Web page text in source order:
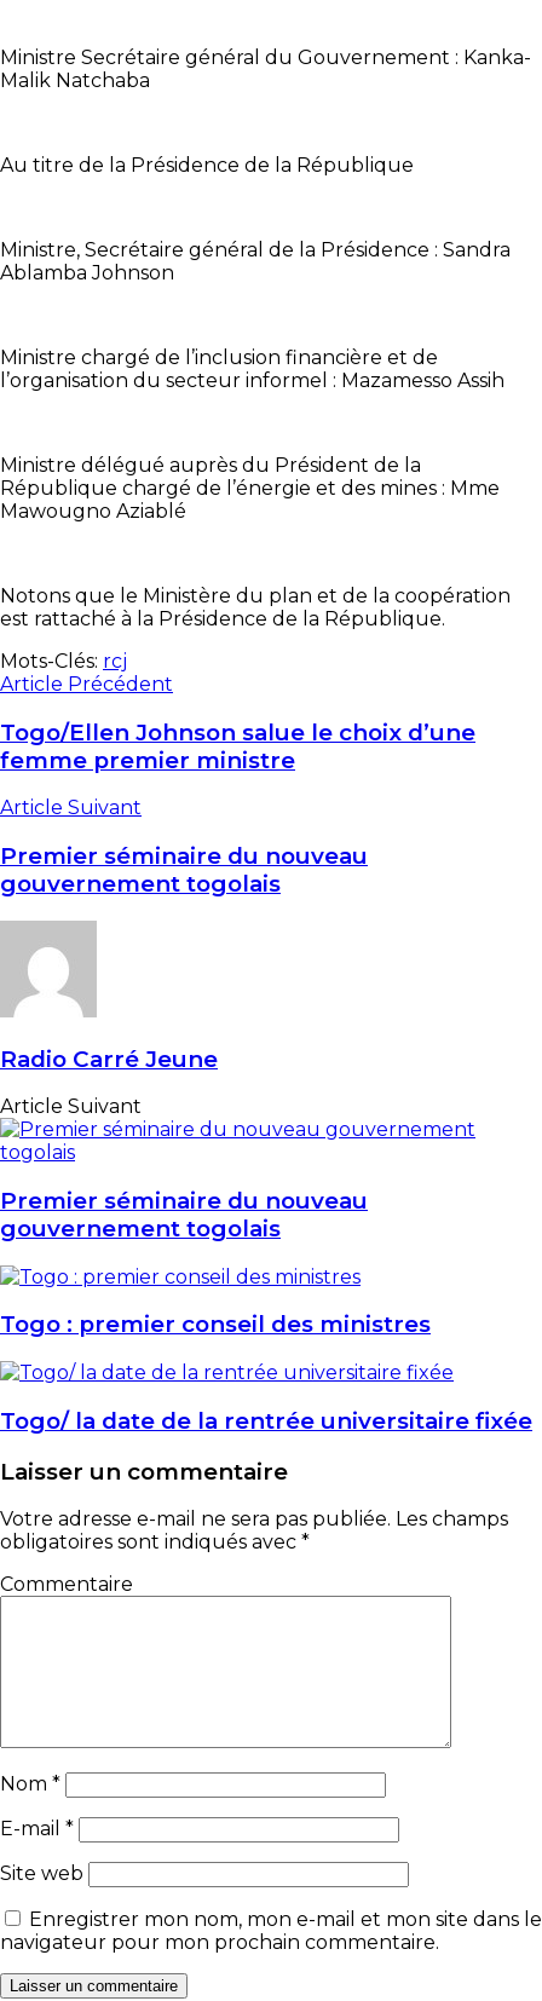
Ministre Secrétaire général du Gouvernement : Kanka-
Malik Natchaba
Au titre de la Présidence de la République
Ministre, Secrétaire général de la Présidence : Sandra
Ablamba Johnson
Ministre chargé de l’inclusion financière et de
l’organisation du secteur informel : Mazamesso Assih
Ministre délégué auprès du Président de la
République chargé de l’énergie et des mines : Mme
Mawougno Aziablé
Notons que le Ministère du plan et de la coopération
est rattaché à la Présidence de la République.
Mots-Clés: rcj
Article Précédent
Togo/Ellen Johnson salue le choix d’une
femme premier ministre
Article Suivant
Premier séminaire du nouveau
gouvernement togolais
Radio Carré Jeune
Article Suivant
Premier séminaire du nouveau
gouvernement togolais
Togo : premier conseil des ministres
Togo/ la date de la rentrée universitaire fixée
Laisser un commentaire
Votre adresse e-mail ne sera pas publiée. Les champs
obligatoires sont indiqués avec *
Commentaire
Nom *
E-mail *
Site web
Enregistrer mon nom, mon e-mail et mon site dans le
navigateur pour mon prochain commentaire.